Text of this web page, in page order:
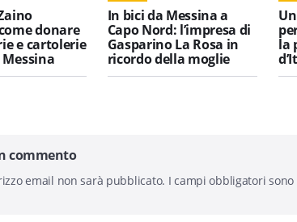
donare
e cartolerie
In bici da Messina a
Capo Nord: l’impresa di
Gasparino La Rosa in
ricordo della moglie
la
commento
email non sarà pubblicato. I campi obbligatori